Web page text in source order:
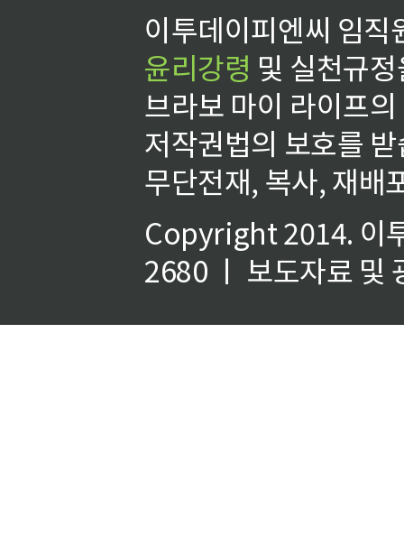
이투데이피엔씨 임
윤리강령 및 실천규
브라보 마이 라이프
저작권법의 보호를
무단전재, 복사, 재배
Copyright 2014. 이
2680 ㅣ 보도자료